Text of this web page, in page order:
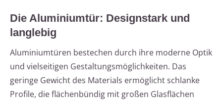
Die Aluminiumtür: Designstark und
langlebig
Aluminiumtüren bestechen durch ihre moderne Optik
und vielseitigen Gestaltungsmöglichkeiten. Das
geringe Gewicht des Materials ermöglicht schlanke
Profile, die flächenbündig mit großen Glasflächen